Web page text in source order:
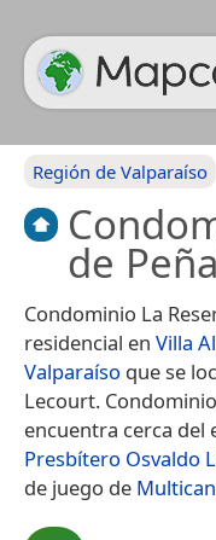
Región de Valparaíso
de
Condominio La
residencial en Villa
Valparaíso que se
Lecourt.
encuentra cerca del
Presbítero Osvaldo
de juego de